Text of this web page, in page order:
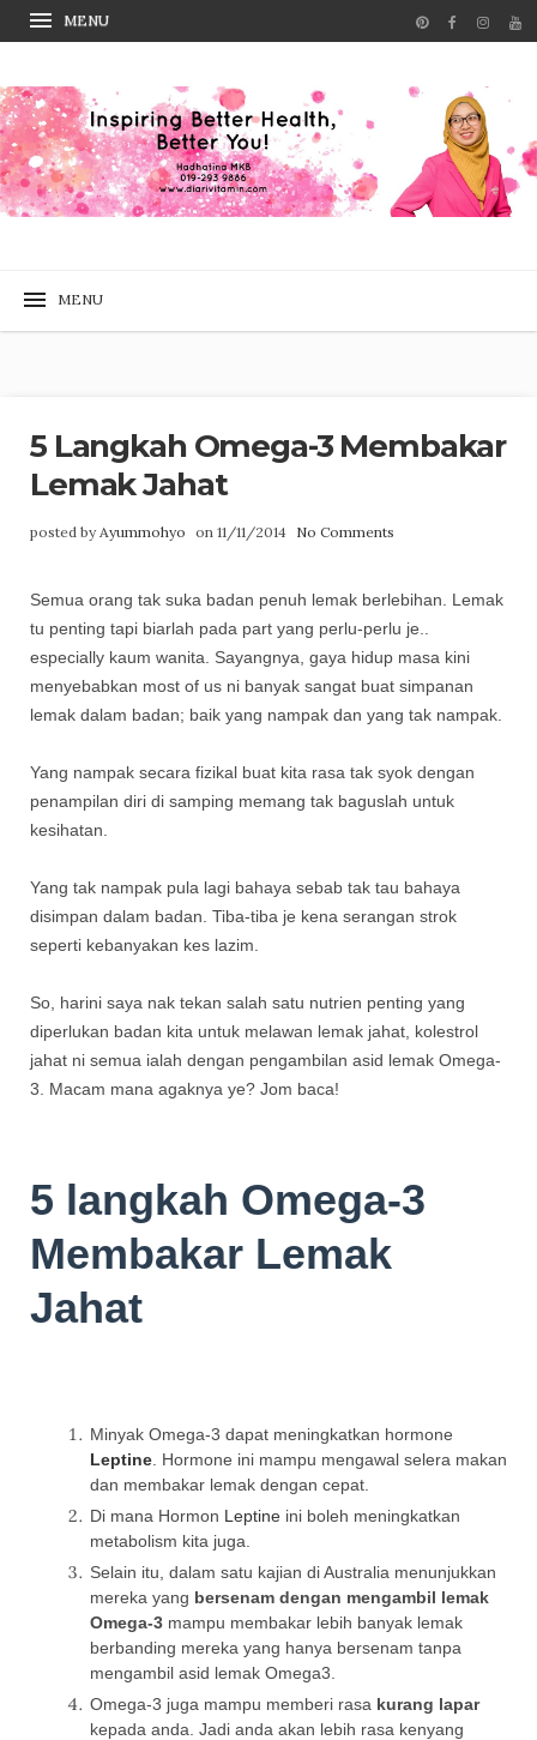
5 Langkah Omega-3 Membakar
Lemak Jahat
posted by Ayummohyo on 11/11/2014 No Comments
Semua orang tak suka badan penuh lemak berlebihan. Lemak
tu penting tapi biarlah pada part yang perlu-perlu je..
especially kaum wanita. Sayangnya, gaya hidup masa kini
menyebabkan most of us ni banyak sangat buat simpanan
lemak dalam badan; baik yang nampak dan yang tak nampak.
Yang nampak secara fizikal buat kita rasa tak syok dengan
penampilan diri di samping memang tak baguslah untuk
kesihatan.
Yang tak nampak pula lagi bahaya sebab tak tau bahaya
disimpan dalam badan. Tiba-tiba je kena serangan strok
seperti kebanyakan kes lazim.
So, harini saya nak tekan salah satu nutrien penting yang
diperlukan badan kita untuk melawan lemak jahat, kolestrol
jahat ni semua ialah dengan pengambilan asid lemak Omega-
3. Macam mana agaknya ye? Jom baca!
5 langkah Omega-3
Membakar Lemak
Jahat
Minyak Omega-3 dapat meningkatkan hormone
Leptine . Hormone ini mampu mengawal selera makan
dan membakar lemak dengan cepat.
Di mana Hormon Leptine ini boleh meningkatkan
metabolism kita juga.
Selain itu, dalam satu kajian di Australia menunjukkan
mereka yang bersenam dengan mengambil lemak
Omega-3 mampu membakar lebih banyak lemak
berbanding mereka yang hanya bersenam tanpa
mengambil asid lemak Omega3.
Omega-3 juga mampu memberi rasa kurang lapar
kepada anda. Jadi anda akan lebih rasa kenyang